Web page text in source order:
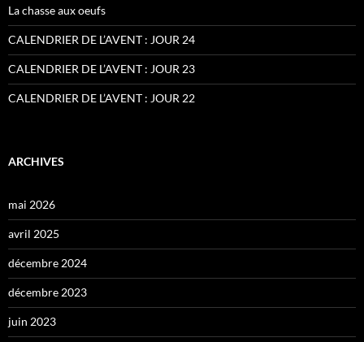
La chasse aux oeufs
CALENDRIER DE L’AVENT : JOUR 24
CALENDRIER DE L’AVENT : JOUR 23
CALENDRIER DE L’AVENT : JOUR 22
ARCHIVES
mai 2026
avril 2025
décembre 2024
décembre 2023
juin 2023